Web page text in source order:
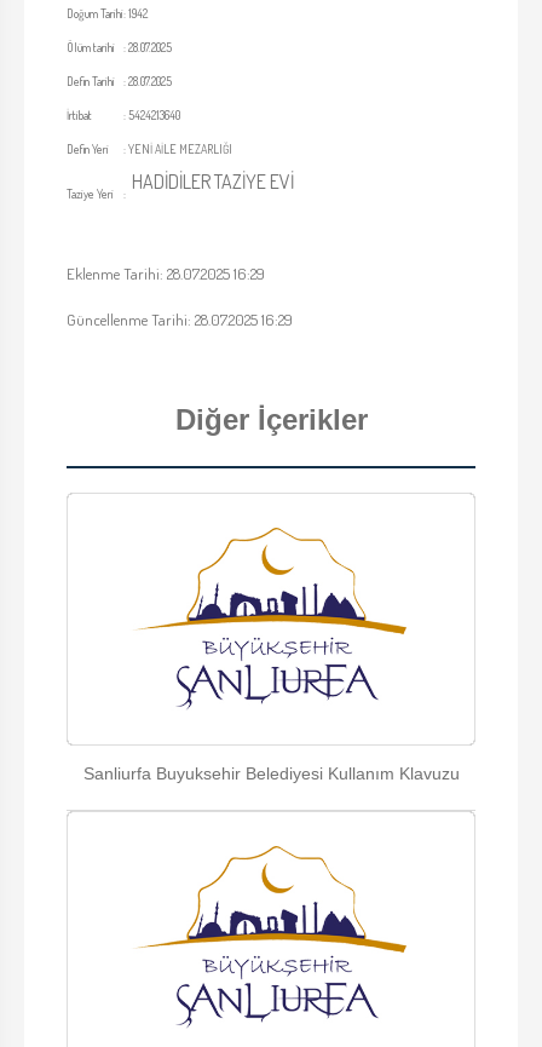
Doğum Tarihi:1942
Ölüm tarihi :28.07.2025
Defin Tarihi :28.07.2025
İrtibat :5424213640
Defin Yeri :YENİ AİLE MEZARLIĞI
Taziye Yeri : HADİDİLER TAZİYE EVİ
Eklenme Tarihi: 28.07.2025 16:29
Güncellenme Tarihi: 28.07.2025 16:29
Diğer İçerikler
Sanliurfa Buyuksehir Belediyesi Kullanım Klavuzu